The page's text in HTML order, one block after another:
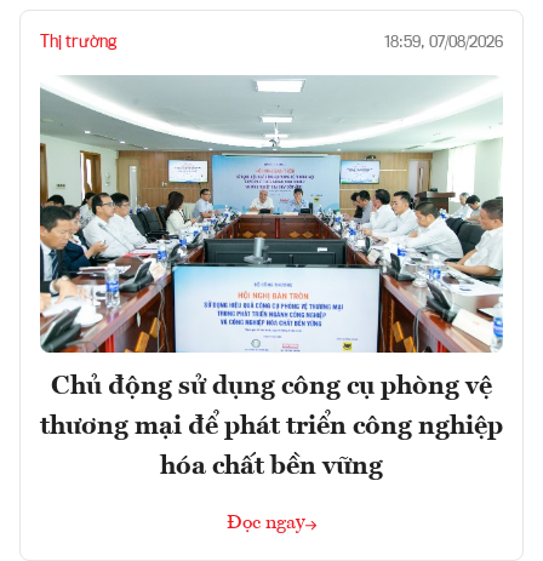
Thị trường 18:59, 07/08/2026
Chủ động sử dụng công cụ phòng vệ
thương mại để phát triển công nghiệp
hóa chất bền vững
Đọc ngay